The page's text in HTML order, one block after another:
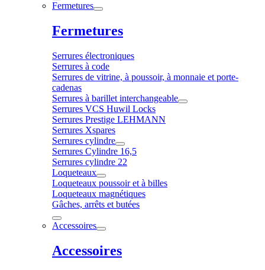
Fermetures
Fermetures
Serrures électroniques
Serrures à code
Serrures de vitrine, à poussoir, à monnaie et porte-
cadenas
Serrures à barillet interchangeable
Serrures VCS Huwil Locks
Serrures Prestige LEHMANN
Serrures Xspares
Serrures cylindre
Serrures Cylindre 16,5
Serrures cylindre 22
Loqueteaux
Loqueteaux poussoir et à billes
Loqueteaux magnétiques
Gâches, arrêts et butées
Accessoires
Accessoires